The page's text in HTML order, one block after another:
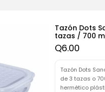
Tazón Dots
tazas / 700
Q6.00
Tazón Dots
de 3 tazas o
hermético